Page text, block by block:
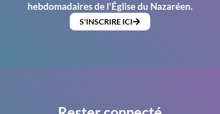
hebdomadaires de l'Église du Nazaréen.
S'INSCRIRE ICI